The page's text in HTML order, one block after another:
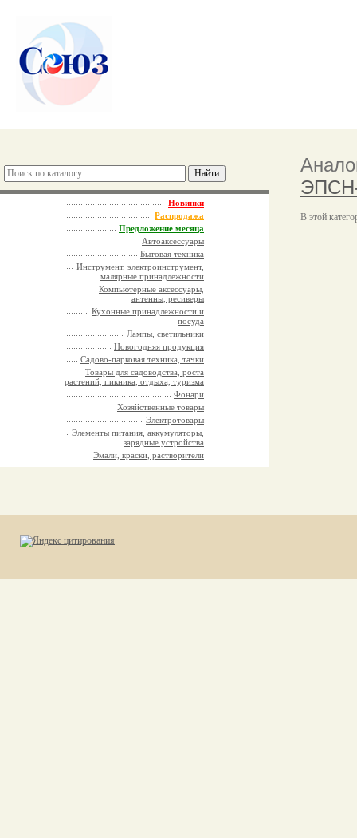
Новинки
Распродажа
Предложение месяца
Автоаксессуары
Бытовая техника
Инструмент, электроинструмент,
малярные принадлежности
Компьютерные аксессуары,
антенны, ресиверы
Кухонные принадлежности и
посуда
Лампы, светильники
Новогодняя продукция
Садово-парковая техника, тачки
Товары для садоводства, роста
растений, пикника, отдыха, туризма
Фонари
Хозяйственные товары
Электротовары
Элементы питания, аккумуляторы,
зарядные устройства
Эмали, краски, растворители
ЭПСН-
В этой